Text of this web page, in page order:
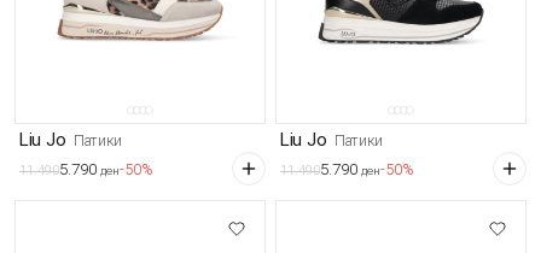
Liu Jo Патики
11.4905.790 ден-50%
Liu Jo Патики
11.4905.790 ден-50%